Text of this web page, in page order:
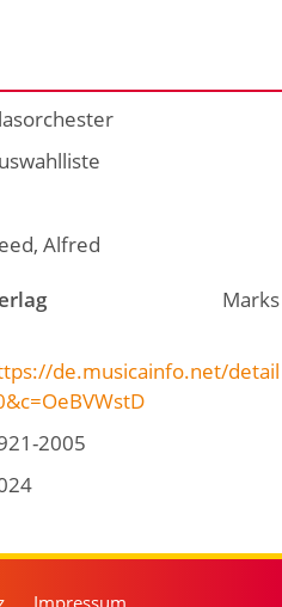
Alfred
Marks
de.musicainfo.net/detail
2005
Impressum